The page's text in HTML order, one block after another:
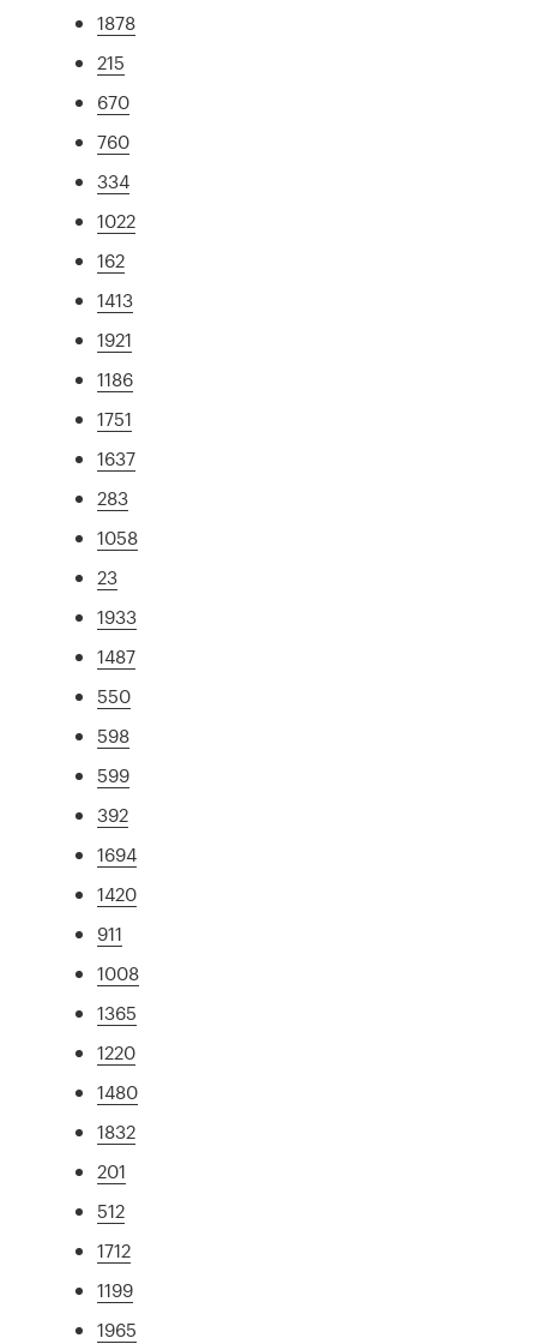
1878
215
670
760
334
1022
162
1413
1921
1186
1751
1637
283
1058
23
1933
1487
550
598
599
392
1694
1420
911
1008
1365
1220
1480
1832
201
512
1712
1199
1965